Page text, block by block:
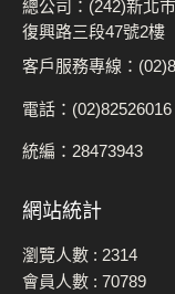
總公司：(242)新北
復興路三段47號2樓
客戶服務專線：
電話：(02)82526016
統編：28473943
網站統計
瀏覽人數 : 2314
會員人數 : 70789